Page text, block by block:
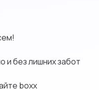
и без лишних забот
boxx